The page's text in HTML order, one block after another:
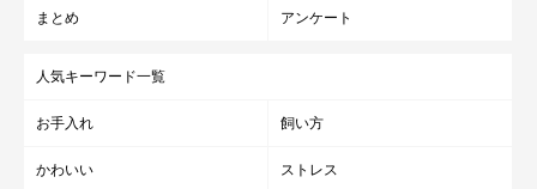
まとめ アンケート
人気キーワード一覧
お手入れ 飼い方
かわいい ストレス